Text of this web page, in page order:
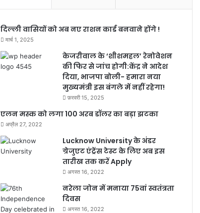
दिल्ली वासियों को अब नए राशन कार्ड बनवाने होंगे !
मार्च 1, 2025
केजरीवाल के ‘शीशमहल’ रेनोवेशन
की फिर से जांच होगी:केंद्र ने आदेश
दिया, भाजपा बोली- हमारा नया
मुख्यमंत्री इस बंगले में नहीं रहेगा!
फ़रवरी 15, 2025
एलन मस्क को लगा 100 अरब डॉलर का बड़ा झटका
अप्रैल 27, 2022
Lucknow University के अंडर
ग्रेजुएट एंट्रेंस टेस्ट के लिए अब इस
तारीख तक करें Apply
अगस्त 16, 2022
नरेला जोन में मनाया 75वां स्वतंत्रता
दिवस
अगस्त 16, 2022